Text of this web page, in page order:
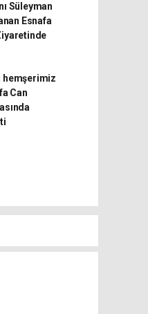
Süleyman
Esnafa
hemşerimiz
Can